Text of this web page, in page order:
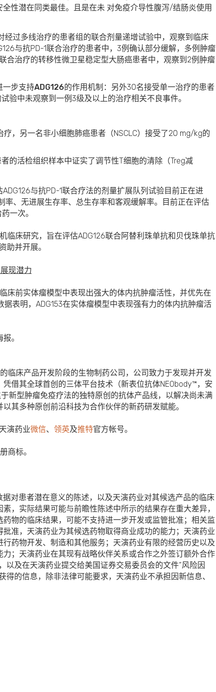
性潜在同类最佳。且是在未 对免疫介导性腹泻/结肠炎使用
经过多线治疗的患者组的联合剂量递增试验中，观察到临床
与抗PD-1联合治疗的患者中，3例确认部分缓解，多例肿瘤
合治疗的转移性微卫星稳定型大肠癌患者中，观察到2例肿瘤
步支持ADG126的作用机制： 另外30名接受单一治疗的患者
验中未观察到一例3级及以上的治疗相关不良事件。
，另一名非小细胞肺癌患者（NSCLC）接受了20 mg/kg的
的活检组织样本中证实了调节性T细胞的清除（Treg减
ADG126与抗PD-1联合疗法的剂量扩展队列试验目前正在进
、无进展生存率、总生存率和客观缓解率。目前正在评估
一次。
临床研究，旨在评估ADG126联合阿替利珠单抗和贝伐珠单抗
助并开展。
现潜力
床前实体瘤模型中表现出强大的体内抗肿瘤活性，并优先在
表明，ADG153在实体瘤模型中表现强有力的体内抗肿瘤活
。
临床产品开发阶段的生物制药公司，公司致力于发现并开发
借其全球首创的三体平台技术（新表位抗体NEObody™，安
新型肿瘤免疫疗法的独特原创的抗体产品线，以解决尚未满
其多种原创前沿科技为合作伙伴的新药研发赋能。
演药业微信、 领英及推特官方帐号。
商标。
对患者潜在意义的陈述，以及天演药业对其候选产品的临床
，实际结果可能与前瞻性陈述中所示的结果存在重大差异，
物的临床结果，可能不支持进一步开发或监管批准；相关监
准，天演药业为其候选药物取得商业成功的能力；天演药业
药物开发、制造和其他服务；天演药业有限的经营历史以及
；天演药业在其现有战略伙伴关系或合作之外签订额外合作
以及在天演药业提交给美国证券交易委员会的文件“风险因
的信息，除非法律可能要求，天演药业不承担因新信息、